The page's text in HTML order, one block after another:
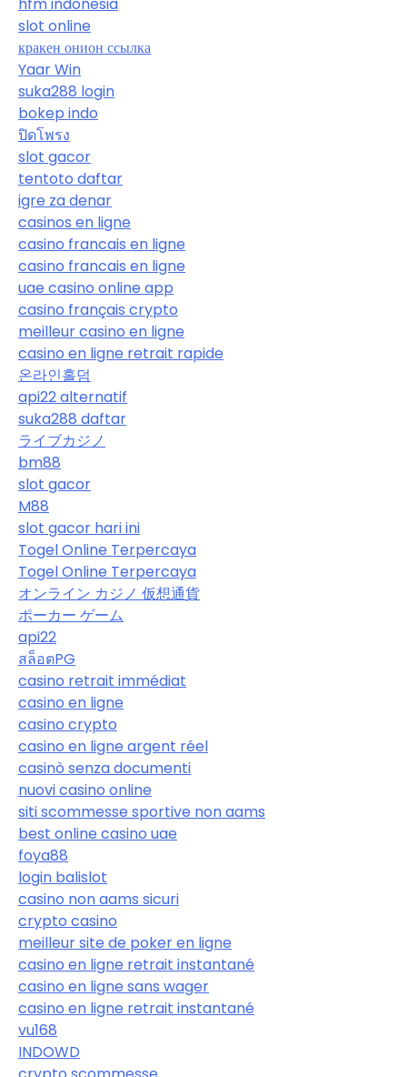
slot online
кракен онион ссылка
Yaar Win
suka288 login
bokep indo
ปิดโพรง
slot gacor
tentoto daftar
igre za denar
casinos en ligne
casino francais en ligne
casino francais en ligne
uae casino online app
casino français crypto
meilleur casino en ligne
casino en ligne retrait rapide
온라인홀덤
api22 alternatif
suka288 daftar
ライブカジノ
bm88
slot gacor
M88
slot gacor hari ini
Togel Online Terpercaya
Togel Online Terpercaya
オンライン カジノ 仮想通貨
ポーカー ゲーム
api22
สล็อตPG
casino retrait immédiat
casino en ligne
casino crypto
casino en ligne argent réel
casinò senza documenti
nuovi casino online
siti scommesse sportive non aams
best online casino uae
foya88
login balislot
casino non aams sicuri
crypto casino
meilleur site de poker en ligne
casino en ligne retrait instantané
casino en ligne sans wager
casino en ligne retrait instantané
vu168
INDOWD